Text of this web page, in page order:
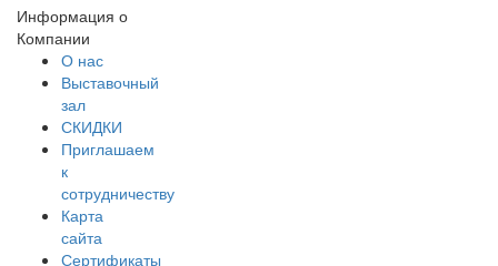
Информация о
Компании
О нас
Выставочный
зал
СКИДКИ
Приглашаем
к
сотрудничеству
Карта
сайта
Сертификаты